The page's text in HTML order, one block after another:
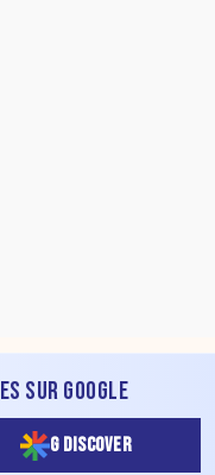
SUR GOOGLE
G DISCOVER